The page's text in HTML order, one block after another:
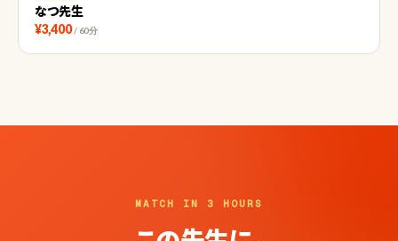
なつ先生
¥3,400 / 60分
MATCH IN 3 HOURS